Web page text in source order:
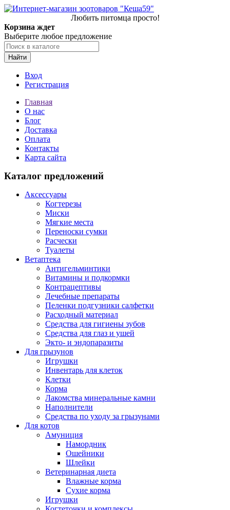
Любить питомца просто!
Корзина ждет
Выберите любое предложение
Найти
Вход
Регистрация
Главная
О нас
Блог
Доставка
Оплата
Контакты
Карта сайта
Каталог предложений
Аксессуары
Когтерезы
Миски
Мягкие места
Переноски сумки
Расчески
Туалеты
Ветаптека
Антигельминтики
Витамины и подкормки
Контрацептивы
Лечебные препараты
Пеленки подгузники салфетки
Расходный материал
Средства для гигиены зубов
Средства для глаз и ушей
Экто- и эндопаразиты
Для грызунов
Игрушки
Инвентарь для клеток
Клетки
Корма
Лакомства минеральные камни
Наполнители
Средства по уходу за грызунами
Для котов
Амуниция
Намордник
Ошейники
Шлейки
Ветеринарная диета
Влажные корма
Сухие корма
Игрушки